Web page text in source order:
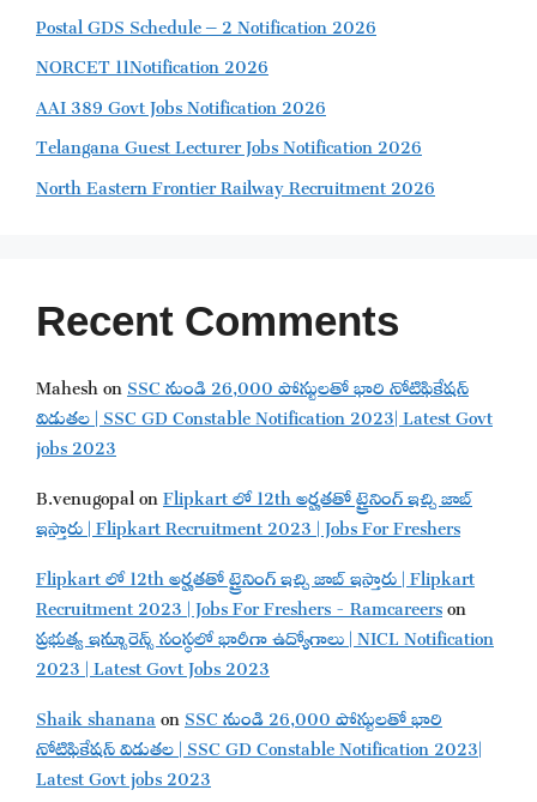
Postal GDS Schedule – 2 Notification 2026
NORCET 11Notification 2026
AAI 389 Govt Jobs Notification 2026
Telangana Guest Lecturer Jobs Notification 2026
North Eastern Frontier Railway Recruitment 2026
Recent Comments
MaheshonSSC నుండి 26,000 పోస్టులతో భారి నోటిఫికేషన్
విడుతల | SSC GD Constable Notification 2023| Latest Govt
jobs 2023
B.venugopalonFlipkart లో 12th అర్హతతో ట్రైనింగ్ ఇచ్చి జాబ్
ఇస్తారు | Flipkart Recruitment 2023 | Jobs For Freshers
Flipkart లో 12th అర్హతతో ట్రైనింగ్ ఇచ్చి జాబ్ ఇస్తారు | Flipkart
Recruitment 2023 | Jobs For Freshers - Ramcareerson
ప్రభుత్వ ఇన్సూరెన్స్ సంస్థలో భారీగా ఉద్యోగాలు | NICL Notification
2023 | Latest Govt Jobs 2023
Shaik shananaonSSC నుండి 26,000 పోస్టులతో భారి
నోటిఫికేషన్ విడుతల | SSC GD Constable Notification 2023|
Latest Govt jobs 2023